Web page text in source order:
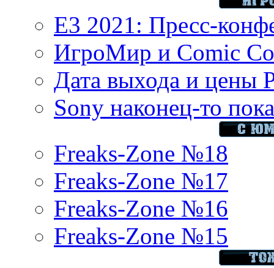
E3 2021: Пресс-
ИгроМир и Comic
Дата выхода и цены
Sony наконец-то
Freaks-Zone №18
Freaks-Zone №17
Freaks-Zone №16
Freaks-Zone №15